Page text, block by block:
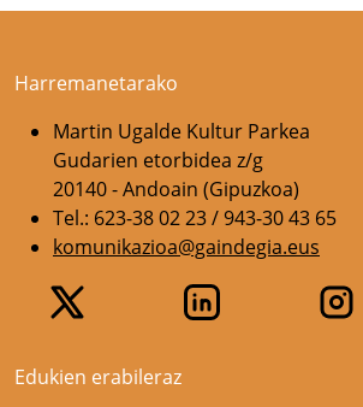
Harremanetarako
Martin Ugalde Kultur Parkea
Gudarien etorbidea z/g
20140 - Andoain (Gipuzkoa)
Tel.: 623-38 02 23 / 943-30 43 65
komunikazioa@gaindegia.eus
Edukien erabileraz